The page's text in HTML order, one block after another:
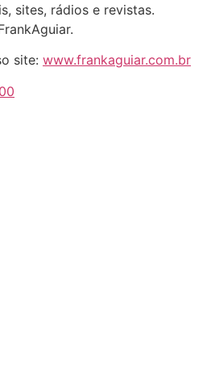
sites, rádios e revistas.
site: www.frankaguiar.com.br